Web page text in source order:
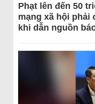
Phạt lên đến 50
mạng xã hội phải
khi dẫn nguồn